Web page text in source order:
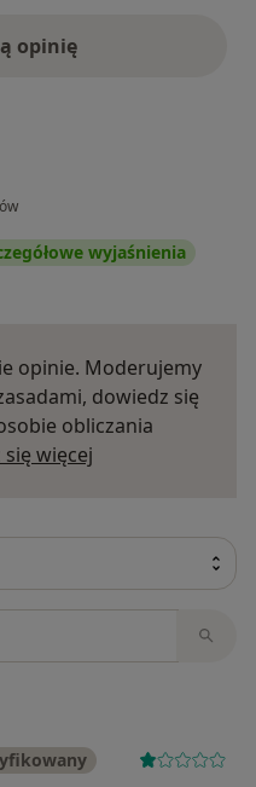
opinię
wyjaśnienia
opinie. Moderujemy
dowiedz się
obliczania
więcej